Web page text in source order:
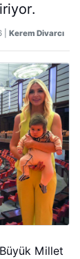
| Kerem Divarcı
Millet